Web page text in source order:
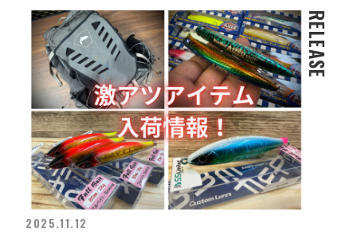
RELEASE
2025.11.12